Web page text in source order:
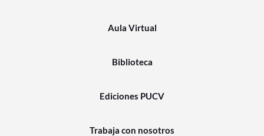
Aula Virtual
Biblioteca
Ediciones PUCV
Trabaja con nosotros